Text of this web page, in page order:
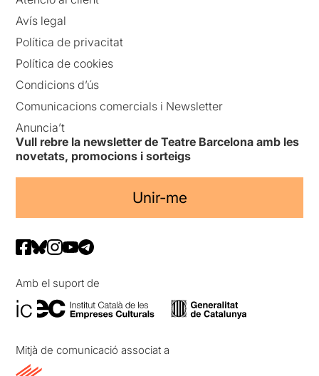
Avís legal
Política de privacitat
Política de cookies
Condicions d’ús
Comunicacions comercials i Newsletter
Anuncia’t
Vull rebre la newsletter de Teatre Barcelona amb les
novetats, promocions i sorteigs
Unir-me
Amb el suport de
Mitjà de comunicació associat a